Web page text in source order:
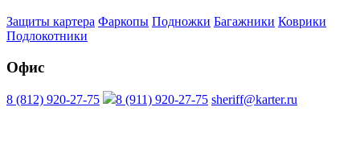
Защиты картера Фаркопы Подножки Багажники Коврики
Подлокотники
Офис
8 (812) 920-27-75 8 (911) 920-27-75 sheriff@karter.ru